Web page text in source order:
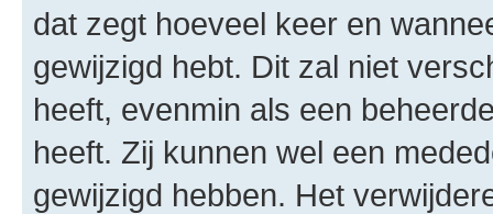
dat zegt hoeveel keer en
gewijzigd hebt. Dit zal niet
heeft, evenmin als een
heeft. Zij kunnen wel een
gewijzigd hebben. Het